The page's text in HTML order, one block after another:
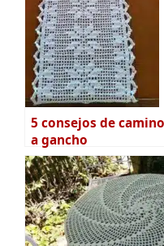
5 consejos de
a gancho